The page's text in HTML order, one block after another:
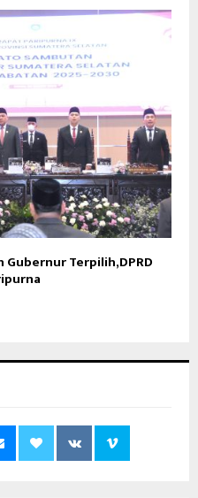
Terpilih,DPRD